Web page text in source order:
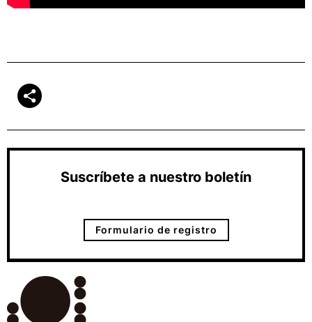
Suscríbete a nuestro boletín
Formulario de registro